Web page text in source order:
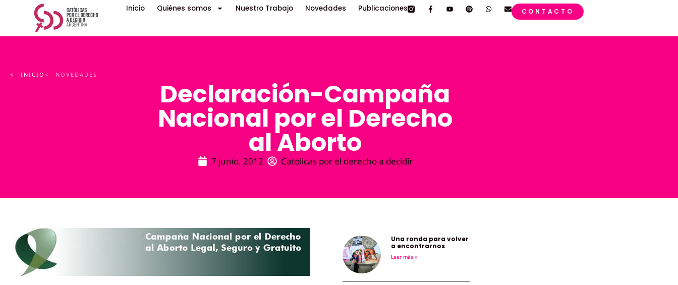
Inicio Quiénes somos Nuestro Trabajo Novedades Publicaciones CONTACTO
< INICIO < NOVEDADES
Declaración-Campaña
Nacional por el Derecho
al Aborto
7 junio, 2012 Catolicas por el derecho a decidir
Una ronda para volver
a encontrarnos
Leer más »